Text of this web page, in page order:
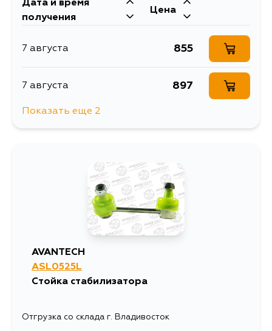
Дата и время
получения
Цена
7 августа 855
7 августа 897
Показать еще 2
AVANTECH
ASL0525L
Стойка стабилизатора
Отгрузка со склада г. Владивосток